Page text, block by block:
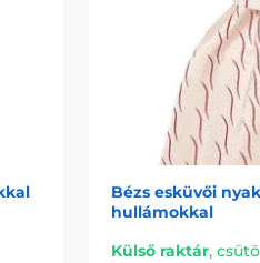
Bézs esküvői
hullámokkal
Külső raktár,